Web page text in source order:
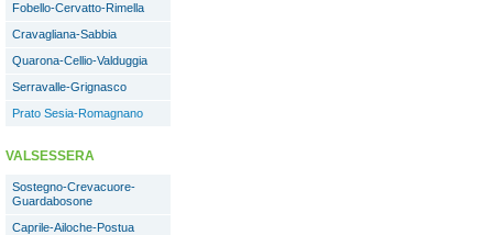
Fobello-Cervatto-Rimella
Cravagliana-Sabbia
Quarona-Cellio-Valduggia
Serravalle-Grignasco
Prato Sesia-Romagnano
VALSESSERA
Sostegno-Crevacuore-
Guardabosone
Caprile-Ailoche-Postua